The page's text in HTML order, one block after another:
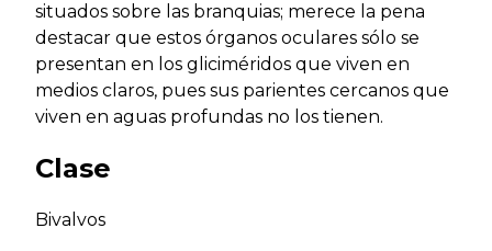
situados sobre las branquias; merece la pena
destacar que estos órganos oculares sólo se
presentan en los gliciméridos que viven en
medios claros, pues sus parientes cercanos que
viven en aguas profundas no los tienen.
Clase
Bivalvos